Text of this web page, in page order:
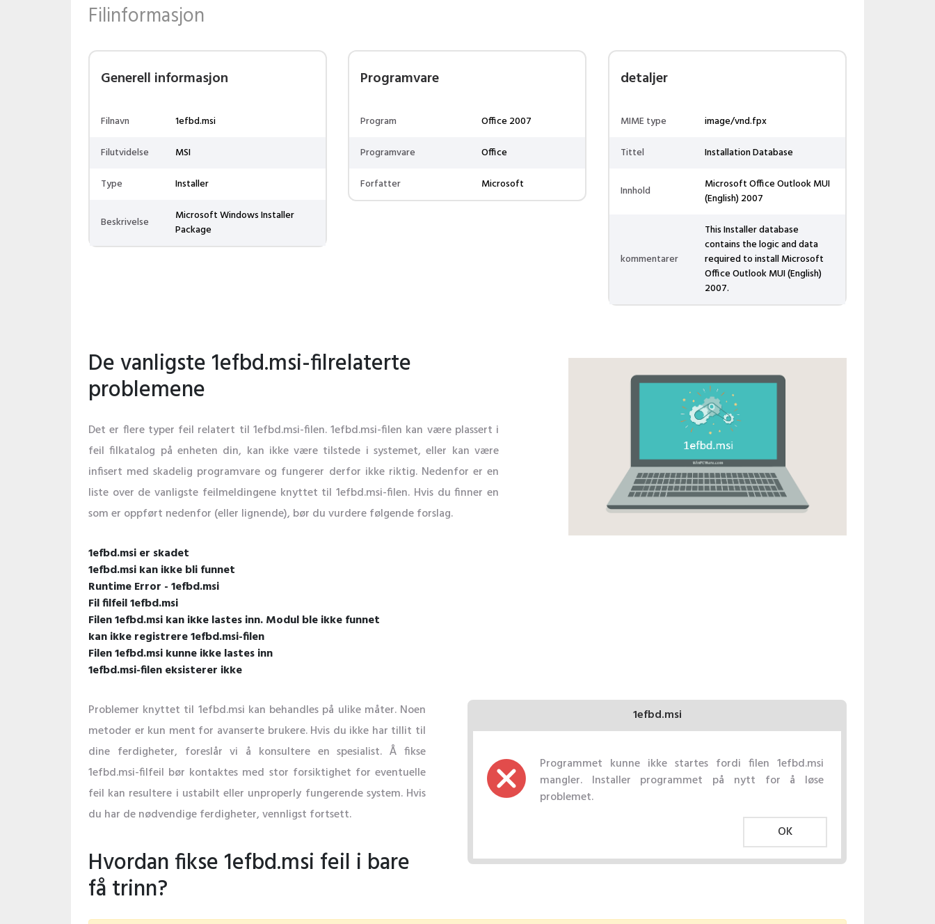
Filinformasjon
Generell informasjon
Filnavn
1efbd.msi
Filutvidelse
MSI
Type
Installer
Beskrivelse
Microsoft Windows Installer
Package
Programvare
Program
Office 2007
Programvare
Office
Forfatter
Microsoft
detaljer
MIME type
image/vnd.fpx
Tittel
Installation Database
Innhold
Microsoft Office Outlook MUI
(English) 2007
kommentarer
This Installer database
contains the logic and data
required to install Microsoft
Office Outlook MUI (English)
2007.
De vanligste 1efbd.msi-filrelaterte
problemene
Det er flere typer feil relatert til 1efbd.msi-filen. 1efbd.msi-filen kan være plassert i
feil filkatalog på enheten din, kan ikke være tilstede i systemet, eller kan være
infisert med skadelig programvare og fungerer derfor ikke riktig. Nedenfor er en
liste over de vanligste feilmeldingene knyttet til 1efbd.msi-filen. Hvis du finner en
som er oppført nedenfor (eller lignende), bør du vurdere følgende forslag.
1efbd.msi er skadet
1efbd.msi kan ikke bli funnet
Runtime Error - 1efbd.msi
Fil filfeil 1efbd.msi
Filen 1efbd.msi kan ikke lastes inn. Modul ble ikke funnet
kan ikke registrere 1efbd.msi-filen
Filen 1efbd.msi kunne ikke lastes inn
1efbd.msi-filen eksisterer ikke
1efbd.msi
Programmet kunne ikke startes fordi filen 1efbd.msi
mangler. Installer programmet på nytt for å løse
problemet.
OK
Problemer knyttet til 1efbd.msi kan behandles på ulike måter. Noen
metoder er kun ment for avanserte brukere. Hvis du ikke har tillit til
dine ferdigheter, foreslår vi å konsultere en spesialist. Å fikse
1efbd.msi-filfeil bør kontaktes med stor forsiktighet for eventuelle
feil kan resultere i ustabilt eller unproperly fungerende system. Hvis
du har de nødvendige ferdigheter, vennligst fortsett.
Hvordan fikse 1efbd.msi feil i bare
få trinn?